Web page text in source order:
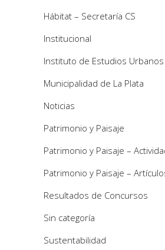
Hábitat – Secretaría CS
Institucional
Instituto de Estudios Urbanos
Municipalidad de La Plata
Noticias
Patrimonio y Paisaje
Patrimonio y Paisaje –
Patrimonio y Paisaje –
Resultados de Concursos
Sin categoría
Sustentabilidad